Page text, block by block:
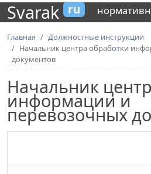
Svarak ru
Главная
Должностные инструкции
Начальник центра обработки
документов
Начальник
информации и
перевозочных